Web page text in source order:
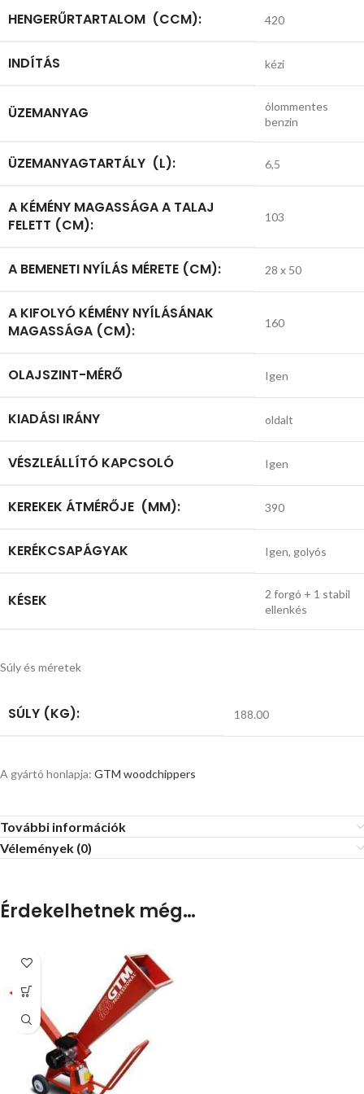
HENGERŰRTARTALOM (CCM): 420
INDÍTÁS kézi
ÜZEMANYAG
ólommentes
benzin
ÜZEMANYAGTARTÁLY (L): 6,5
A KÉMÉNY MAGASSÁGA A TALAJ
FELETT (CM):
103
A BEMENETI NYÍLÁS MÉRETE (CM): 28 x 50
A KIFOLYÓ KÉMÉNY NYÍLÁSÁNAK
MAGASSÁGA (CM):
160
OLAJSZINT-MÉRŐ Igen
KIADÁSI IRÁNY oldalt
VÉSZLEÁLLÍTÓ KAPCSOLÓ Igen
KEREKEK ÁTMÉRŐJE (MM): 390
KERÉKCSAPÁGYAK Igen, golyós
KÉSEK
2 forgó + 1 stabil
ellenkés
Súly és méretek
SÚLY (KG): 188.00
A gyártó honlapja: GTM woodchippers
További információk
Vélemények (0)
Érdekelhetnek még…